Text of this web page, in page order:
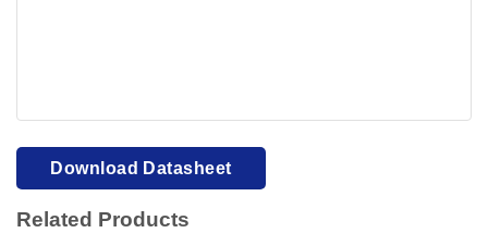
view.Download PDF
Download Datasheet
Related Products